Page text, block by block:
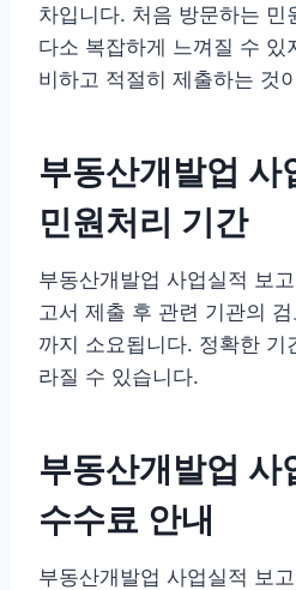
차입니다. 처음 방문하는 민
다소 복잡하게 느껴질 수 있
비하고 적절히 제출하는 것
부동산개발업 사
민원처리 기간
부동산개발업 사업실적 보
고서 제출 후 관련 기관의
까지 소요됩니다. 정확한 기
라질 수 있습니다.
부동산개발업 사
수수료 안내
부동산개발업 사업실적 보